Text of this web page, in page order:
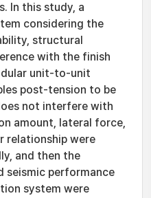
In this study, a
considering the
structural
with the finish
unit-to-unit
post-tension to be
not interfere with
amount, lateral force,
relationship were
and then the
seismic performance
system were